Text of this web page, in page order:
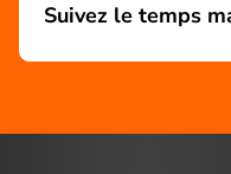
Suivez le temps